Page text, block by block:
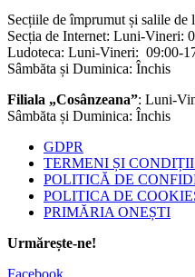
Secțiile de împrumut și salile
Secția de Internet: Luni-Vineri:
Ludoteca: Luni-Vineri: 09:00-
Sâmbăta și Duminica: Închis
Filiala „Cosânzeana”: Luni-
Sâmbăta și Duminica: Închis
GDPR
TERMENI ȘI
POLITICĂ DE
POLITICA DE
PRIMĂRIA ONEȘTI
Urmărește-ne!
Facebook